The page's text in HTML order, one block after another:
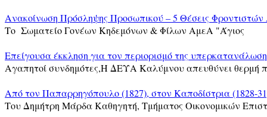
Ανακοίνωση Πρόσληψης Προσωπικού – 5 Θέσεις
Το Σωματείο Γονέων Κηδεμόνων & Φίλων ΑμεΑ "Άγιος
Επείγουσα έκκληση για τον περιορισμό της
Αγαπητοί συνδημότες,Η ΔΕΥΑ Καλύμνου απευθύνει θερμή
Από τον Παπαρρηγόπουλο (1827), στον Καποδίστρια (1828-
Του Δημήτρη Μάρδα Καθηγητή, Τμήματος Οικονομικών